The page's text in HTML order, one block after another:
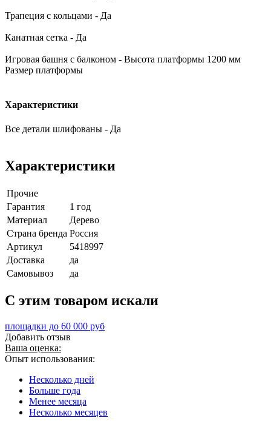
Трапеция с кольцами - Да
Канатная сетка - Да
Игровая башня с балконом - Высота платформы 1200 мм
Размер платформы
Характеристики
Все детали шлифованы - Да
Характеристики
Прочие
Гарантия
1 год
Материал
Дерево
Страна бренда Россия
Артикул
5418997
Доставка
да
Самовывоз
да
C этим товаром искали
площадки до 60 000 руб
Добавить отзыв
Ваша оценка:
Опыт использования:
Несколько дней
Больше года
Менее месяца
Несколько месяцев